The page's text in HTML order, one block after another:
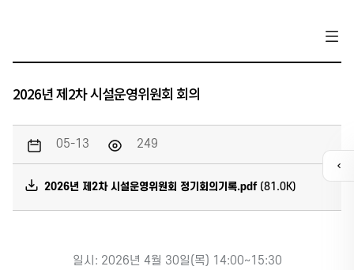
2026년 제2차 시설운영위원회 회의
05-13 249
2026년 제2차 시설운영위원회 정기회의기록.pdf (81.0K)
일시: 2026년 4월 30일(목) 14:00~15:30
퀵
메
열
카톡채널